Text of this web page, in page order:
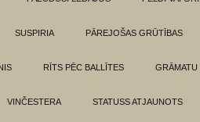
SUSPIRIA PĀREJOŠAS GRŪTĪBAS
RĪTS PĒC BALLĪTES GRĀMATU
VINČESTERA STATUSS ATJAUNOTS